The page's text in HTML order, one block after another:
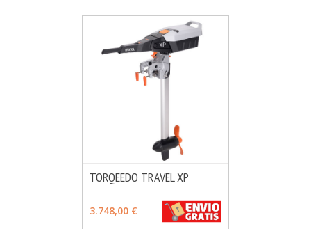
TORQEEDO TRAVEL XP
3.748,00 €